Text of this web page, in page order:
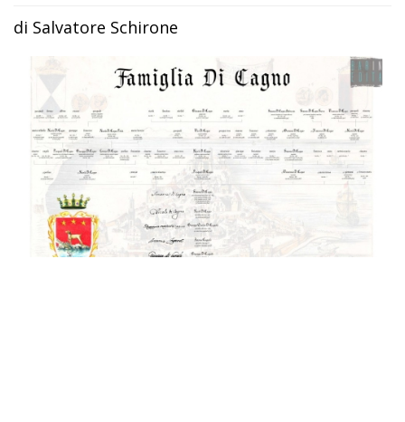
di Salvatore Schirone